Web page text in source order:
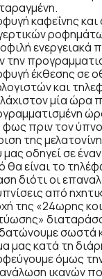
καφεΐνης
ενεργειακά
την
έκθεσης σε
και
μία ώρα
πριν τον
της
οδηγεί σε
θα είναι το
διότι οι
από
της «24ωρης
σωστά
μας κατά τη
όμως
ικανών